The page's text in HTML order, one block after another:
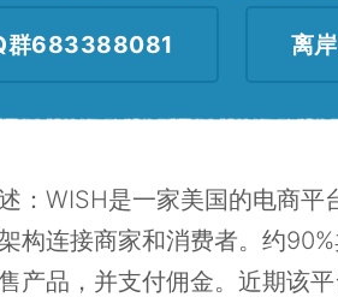
群683388081 离
：WISH是一家美国的电商
构连接商家和消费者。约
产品，并支付佣金。近期该